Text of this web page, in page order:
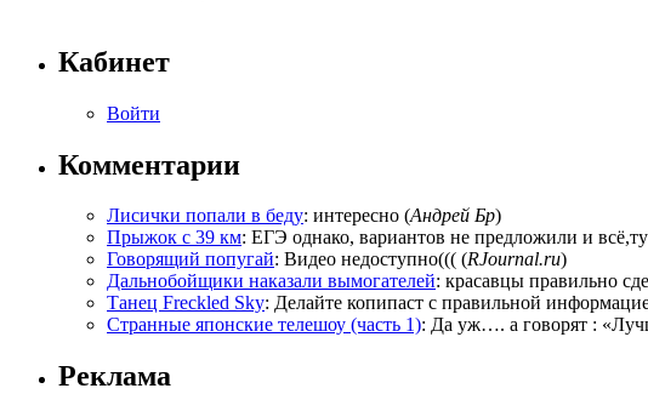
Кабинет
Войти
Комментарии
Лисички попали в беду: интересно (Андрей Бр)
Прыжок с 39 км: ЕГЭ однако, вариантов не предложили и
Говорящий попугай: Видео недоступно((( (RJournal.ru)
Дальнобойщики наказали вымогателей: красавцы правильно
Танец Freckled Sky: Делайте копипаст с правильной
Странные японские телешоу (часть 1): Да уж…. а говорят :
Реклама